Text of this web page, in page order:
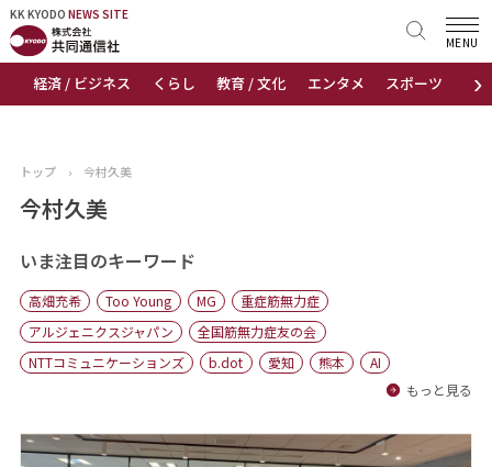
KK KYODO NEWS SITE
›
経済 / ビジネス くらし 教育 / 文化 エンタメ スポーツ 地域
MENU
KK KYODONEWS SITE
トップページ
ニュース
おすすめコンテンツ
出版物
会社概要
トップ › 今村久美
今村久美
いま注目のキーワード
高畑充希 Too Young MG
重症筋無力症
アルジェニクスジャパン
全国筋無力症友の会
NTTコミュニケーションズ
b.dot 愛知 熊本
AI
もっと見る